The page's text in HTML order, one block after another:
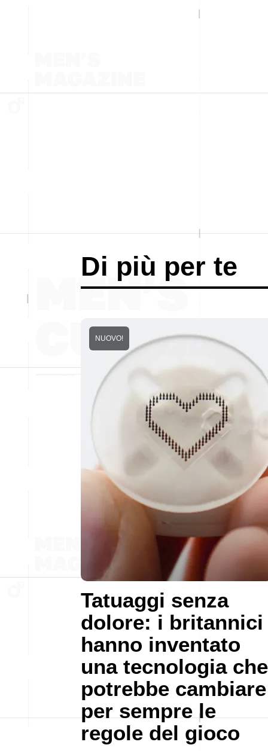
Di più per te
Tatuaggi senza
dolore: i britannici
hanno inventato
una tecnologia che
potrebbe cambiare
per sempre le
regole del gioco
NUOVO!